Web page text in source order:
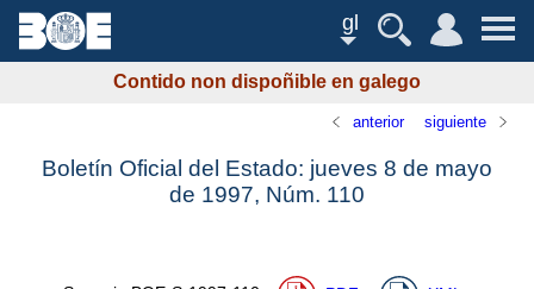
gl
Contido non dispoñible en galego
anterior siguiente
Boletín Oficial del Estado: jueves 8 de mayo
de 1997, Núm. 110